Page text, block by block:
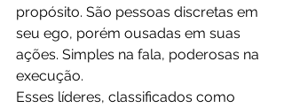
propósito. São pessoas discretas em
seu ego, porém ousadas em suas
ações. Simples na fala, poderosas na
execução.
Esses líderes, classificados como